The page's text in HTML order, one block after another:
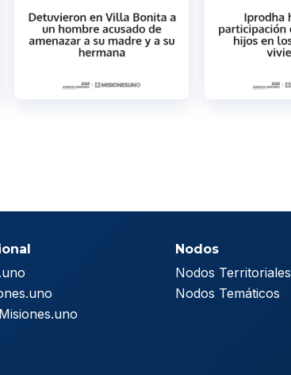
Nodos
Nodos Territoriales
Nodos Temáticos